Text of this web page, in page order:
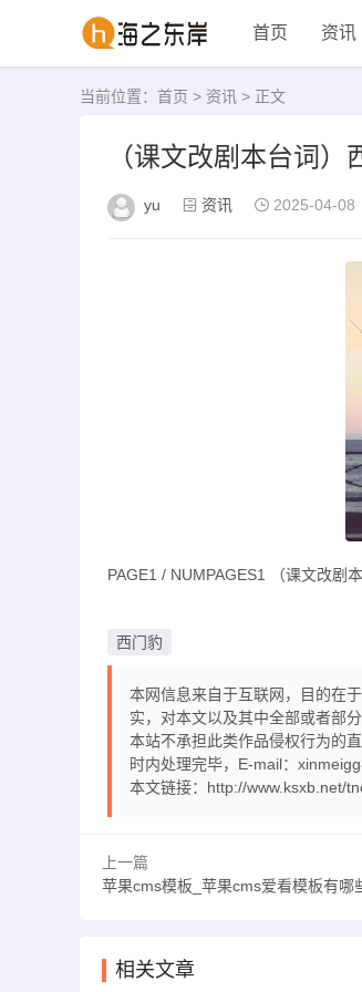
首页 资讯
当前位置： 首页 > 资讯 > 正文
（课文改剧本台词
yu 资讯 2025-04-08
PAGE1 / NUMPAGES1 （课文改剧
西门豹
本网信息来自于互联网，目的在
实，对本文以及其中全部或者部
本站不承担此类作品侵权行为的
时内处理完毕，E-mail：
本文链接： http://www.ksxb.net/
上一篇
苹果cms模板_苹果cms爱看模板有哪
相关文章